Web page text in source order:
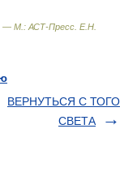
— М.: АСТ-Пресс Е.Н.
ВЕРНУТЬСЯ С ТОГО
СВЕТА